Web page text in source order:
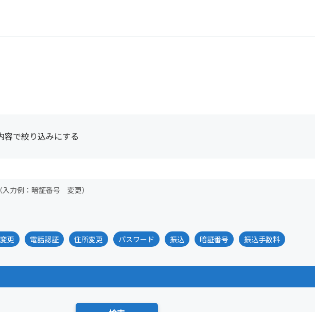
容で絞り込みにする
力例：暗証番号 変更）
更 電話認証 住所変更 パスワード 振込 暗証番号 振込手数料